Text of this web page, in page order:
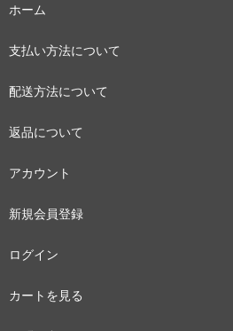
ホーム
支払い方法について
配送方法について
返品について
アカウント
新規会員登録
ログイン
カートを見る